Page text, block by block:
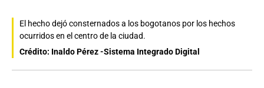
El hecho dejó consternados a los bogotanos por los hechos
ocurridos en el centro de la ciudad.
Crédito: Inaldo Pérez -Sistema Integrado Digital